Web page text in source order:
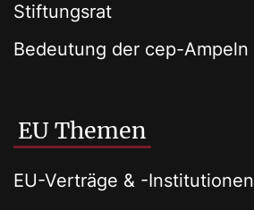
Stiftungsrat
Bedeutung der cep-Ampeln
EU Themen
EU-Verträge & -Institutionen